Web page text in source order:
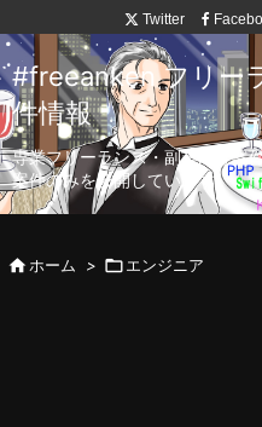
Twitter
#freeanken フリ
件情報
専業フリーランス・副業向け案
案件のみを公開しています。
ホーム > エンジニア